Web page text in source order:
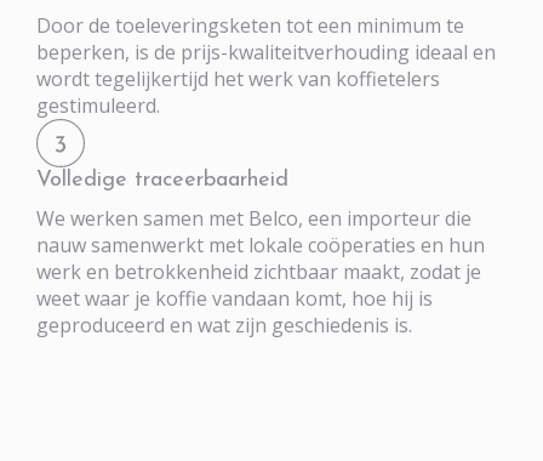
Door de toeleveringsketen tot een minimum te
beperken, is de prijs-kwaliteitverhouding ideaal en
wordt tegelijkertijd het werk van koffietelers
gestimuleerd.
Volledige traceerbaarheid
We werken samen met Belco, een importeur die
nauw samenwerkt met lokale coöperaties en hun
werk en betrokkenheid zichtbaar maakt, zodat je
weet waar je koffie vandaan komt, hoe hij is
geproduceerd en wat zijn geschiedenis is.